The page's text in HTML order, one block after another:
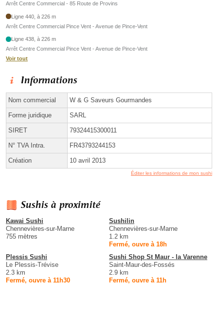
Arrêt Centre Commercial - 85 Route de Provins
Ligne 440, à 226 m
Arrêt Centre Commercial Pince Vent - Avenue de Pince-Vent
Ligne 438, à 226 m
Arrêt Centre Commercial Pince Vent - Avenue de Pince-Vent
Voir tout
Informations
Nom commercial W & G Saveurs Gourmandes
Forme juridique SARL
SIRET 79324415300011
N° TVA Intra. FR43793244153
Création 10 avril 2013
Éditer les informations de mon sushi
Sushis à proximité
Kawai Sushi
Chennevières-sur-Marne
755 mètres
Sushilin
Chennevières-sur-Marne
1.2 km
Fermé, ouvre à 18h
Plessis Sushi
Le Plessis-Trévise
2.3 km
Fermé, ouvre à 11h30
Sushi Shop St Maur - la Varenne
Saint-Maur-des-Fossés
2.9 km
Fermé, ouvre à 11h